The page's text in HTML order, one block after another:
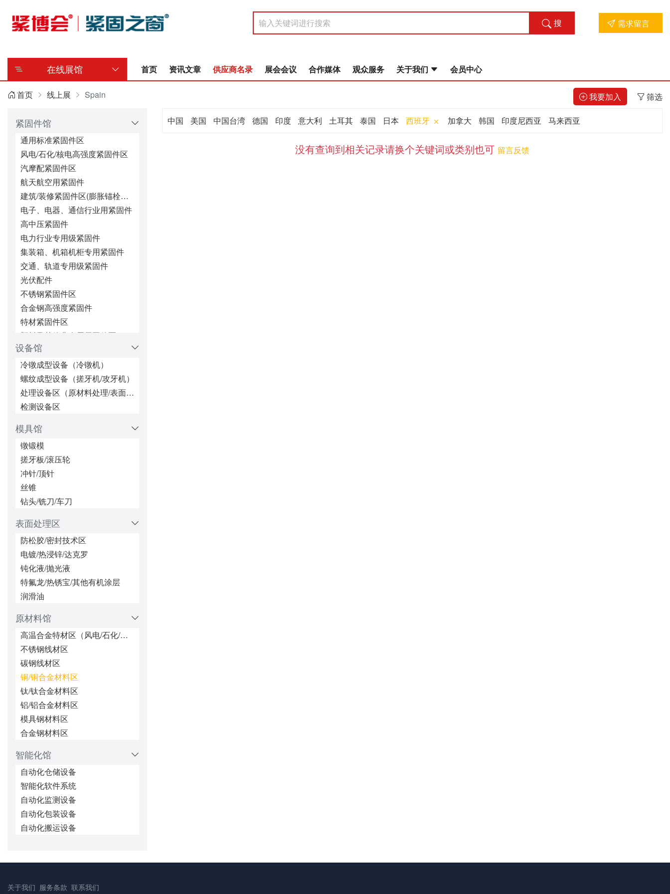
搜
需求留言
在线展馆 首页 资讯文章 供应商名录 展会会议 合作媒体 观众服务 关于我们 会员中心
首页 线上展 Spain
紧固件馆
通用标准紧固件区
风电/石化/核电高强度紧固件区
汽摩配紧固件区
航天航空用紧固件
建筑/装修紧固件区(膨胀锚栓、钻尾螺丝等)
电子、电器、通信行业用紧固件
高中压紧固件
电力行业专用级紧固件
集装箱、机箱机柜专用紧固件
交通、轨道专用级紧固件
光伏配件
不锈钢紧固件区
合金钢高强度紧固件
特材紧固件区
塑料及其他非金属紧固件区
微型/精密机械配件
超长超大紧固件区
五金冲压件区
锁紧/防松紧固件区
铆接紧固件区
密封类（密封圈、油封、堵头）
索具、吊环
安装工具区(扳手、铆接工具等)
特殊非标件/异型紧固件区
设备馆
冷镦成型设备（冷镦机）
螺纹成型设备（搓牙机/攻牙机）
处理设备区（原材料处理/表面处理/热处理/防松处理）
检测设备区
模具馆
镦锻模
搓牙板/滚压轮
冲针/顶针
丝锥
钻头/铣刀/车刀
表面处理区
防松胶/密封技术区
电镀/热浸锌/达克罗
钝化液/抛光液
特氟龙/热锈宝/其他有机涂层
润滑油
原材料馆
高温合金特材区（风电/石化/核电）
不锈钢线材区
碳钢线材区
铜/铜合金材料区
钛/钛合金材料区
铝/铝合金材料区
模具钢材料区
合金钢材料区
智能化馆
自动化仓储设备
智能化软件系统
自动化监测设备
自动化包装设备
自动化搬运设备
我要加入 筛选
中国 美国 中国台湾 德国 印度 意大利 土耳其 泰国 日本 西班牙 加拿大 韩国 印度尼西亚 马来西亚
没有查询到相关记录请换个关键词或类别也可 留言反馈
关于我们 服务条款 联系我们